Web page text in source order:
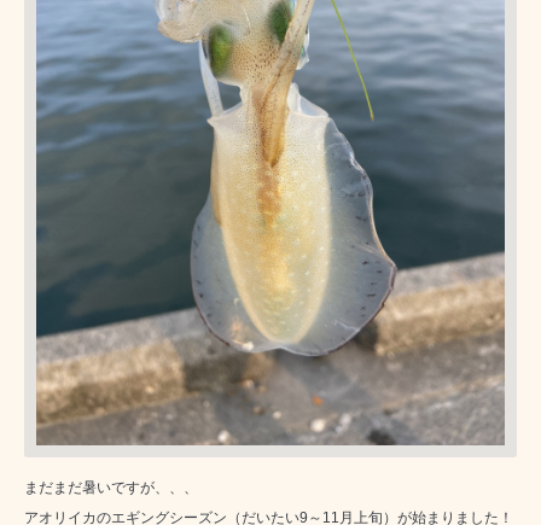
まだまだ暑いですが、、、
アオリイカのエギングシーズン（だいたい9～11月上旬）が始まりました！